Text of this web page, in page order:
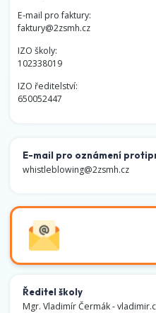
E-mail pro faktury:
faktury@2zsmh.cz
IZO školy:
102338019
IZO ředitelství:
650052447
E-mail pro oznámení
whistleblowing@2zsmh.cz
Ředitel školy
Mgr. Vladimír Čermák -